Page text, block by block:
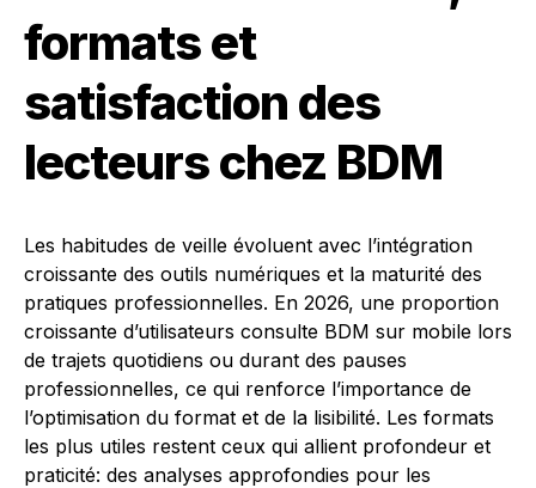
formats et
satisfaction des
lecteurs chez BDM
Les habitudes de veille évoluent avec l’intégration
croissante des outils numériques et la maturité des
pratiques professionnelles. En 2026, une proportion
croissante d’utilisateurs consulte BDM sur mobile lors
de trajets quotidiens ou durant des pauses
professionnelles, ce qui renforce l’importance de
l’optimisation du format et de la lisibilité. Les formats
les plus utiles restent ceux qui allient profondeur et
praticité: des analyses approfondies pour les